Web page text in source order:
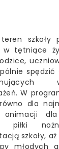
szkoły
w tętniące
spędzić
W
dla
animacji
piłki
szkoły,
młodych